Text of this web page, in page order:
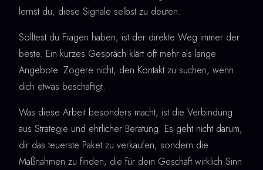
lernst du, diese Signale selbst zu deuten.
Solltest du Fragen haben, ist der direkte Weg immer der
beste. Ein kurzes Gespräch klärt oft mehr als lange
Angebote. Zögere nicht, den Kontakt zu suchen, wenn
dich etwas beschäftigt.
Was diese Arbeit besonders macht, ist die Verbindung
aus Strategie und ehrlicher Beratung. Es geht nicht darum,
dir das teuerste Paket zu verkaufen, sondern die
Maßnahmen zu finden, die für dein Geschäft wirklich Sinn